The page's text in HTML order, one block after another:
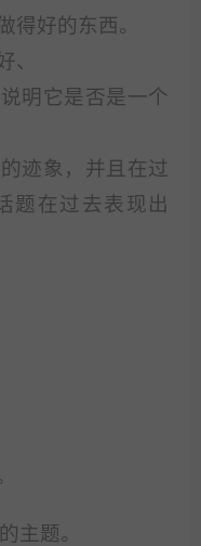
得好的东西。
、
明它是否是一个
迹象，并且在过
题在过去表现出
主题。